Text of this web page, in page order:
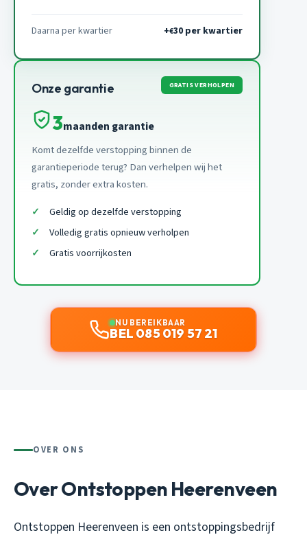
Daarna per kwartier +€30 per kwartier
Onze garantie GRATIS VERHOLPEN
3maanden garantie
Komt dezelfde verstopping binnen de
garantieperiode terug? Dan verhelpen wij het
gratis, zonder extra kosten.
Geldig op dezelfde verstopping
Volledig gratis opnieuw verholpen
Gratis voorrijkosten
NU BEREIKBAAR
BEL 085 019 57 21
OVER ONS
Over Ontstoppen Heerenveen
Ontstoppen Heerenveen is een ontstoppingsbedrijf